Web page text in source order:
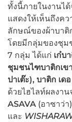
ทั้งนี้ภายในงานไ
แสดงให้เห็นถึงค
ลักษณ์ของผ้าบาติ
โดยมีกลุ่มของชุม
7 กลุ่ม ได้แก่ เก๋บ
ชุมชนไฑบาติกเข
ปาเต๊ะ), บาติก เด
ด้วยไฮไลท์ผลงา
ASAVA (อาซาว่า
และ